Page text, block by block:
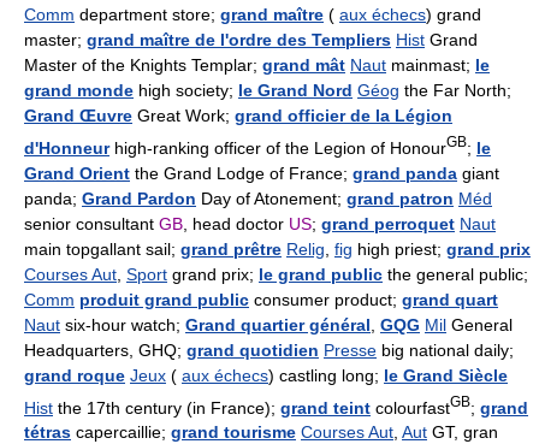
Comm department store; grand maître ( aux échecs) grand
master; grand maître de l'ordre des Templiers Hist Grand
Master of the Knights Templar; grand mât Naut mainmast; le
grand monde high society; le Grand Nord Géog the Far North;
Grand Œuvre Great Work; grand officier de la Légion
d'Honneurhigh-ranking officer of the Legion of HonourGB; le
Grand Orient the Grand Lodge of France; grand panda giant
panda; Grand Pardon Day of Atonement; grand patron Méd
senior consultant GB , head doctor US; grand perroquet Naut
main topgallant sail; grand prêtre Relig fig high priest; grand prix
Courses Aut Sport grand prix; le grand public the general public;
Comm produit grand public consumer product; grand quart
Naut six-hour watch; Grand quartier général GQG Mil General
Headquarters, GHQ; grand quotidien Presse big national daily;
grand roque Jeux ( aux échecs) castling long; le Grand Siècle
Hist the 17th century (in France); grand teint colourfastGB; grand
tétras capercaillie; grand tourisme Courses Aut, Aut GT, gran